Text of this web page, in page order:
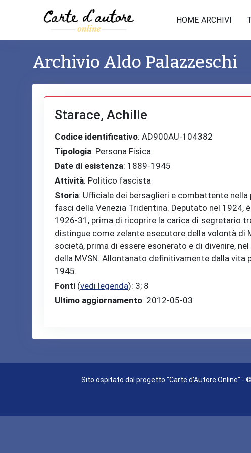
HOME ARCHIVI
Archivio Aldo Palazzeschi
Starace, Achille
Codice identificativo: AD900AU-104382
Tipologia: Persona Fisica
Date di esistenza: 1889-1945
Attività: Politico fascista
Storia: Ufficiale dei bersaglieri e combattente
fasci della Venezia Tridentina. Deputato nel 1924,
1926‐31, prima di ricoprire la carica di segretario
distingue come zelante esecutore della volontà di
società, prima di essere esonerato e di divenire,
della MVSN. Allontanato definitivamente dalla
1945.
Fonti (vedi legenda): 3; 8
Ultimo aggiornamento: 2012-05-03
Sito ospitato dal progetto "Carte d'Autore Online" -